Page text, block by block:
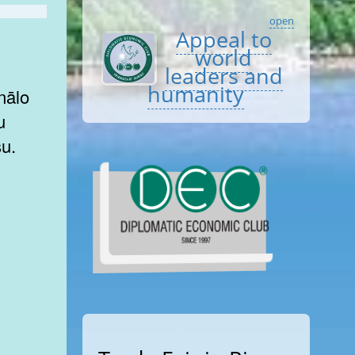
open
Appeal to
world
leaders and
humanity